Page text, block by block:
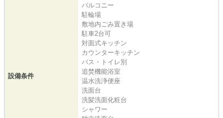
設備条件
バルコニー
駐輪場
敷地内ごみ置き場
駐車2台可
対面式キッチン
カウンターキッチン
バス・トイレ別
追焚機能浴室
温水洗浄便座
洗面台
洗髪洗面化粧台
シャワー